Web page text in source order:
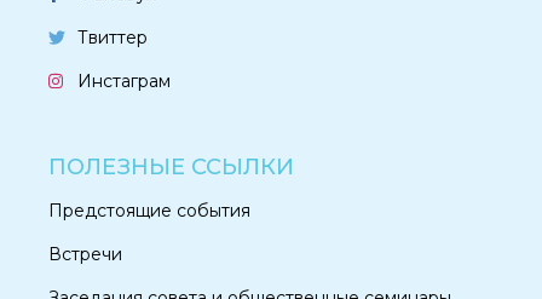
Твиттер
Инстаграм
ПОЛЕЗНЫЕ ССЫЛКИ
Предстоящие события
Встречи